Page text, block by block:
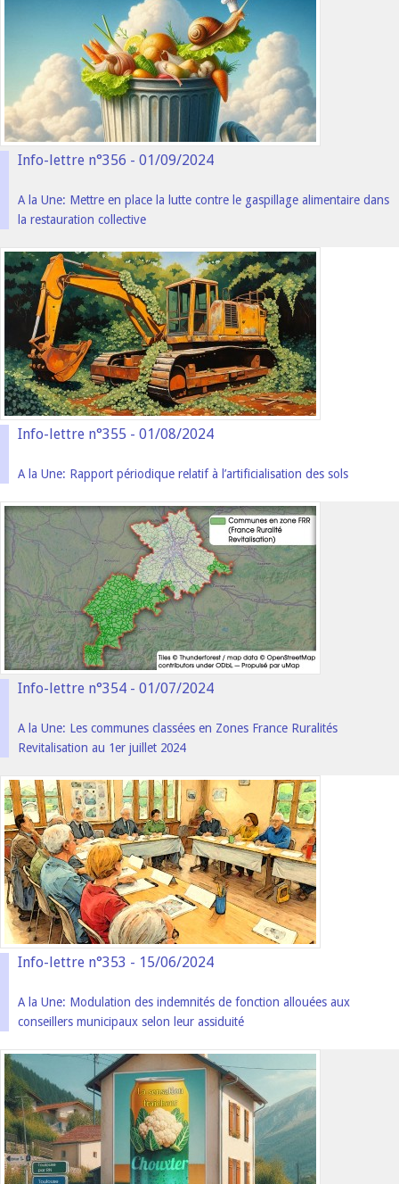
Info-lettre n°356 - 01/09/2024
A la Une: Mettre en place la lutte contre le gaspillage alimentaire dans
la restauration collective
Info-lettre n°355 - 01/08/2024
A la Une: Rapport périodique relatif à l’artificialisation des sols
Info-lettre n°354 - 01/07/2024
A la Une: Les communes classées en Zones France Ruralités
Revitalisation au 1er juillet 2024
Info-lettre n°353 - 15/06/2024
A la Une: Modulation des indemnités de fonction allouées aux
conseillers municipaux selon leur assiduité